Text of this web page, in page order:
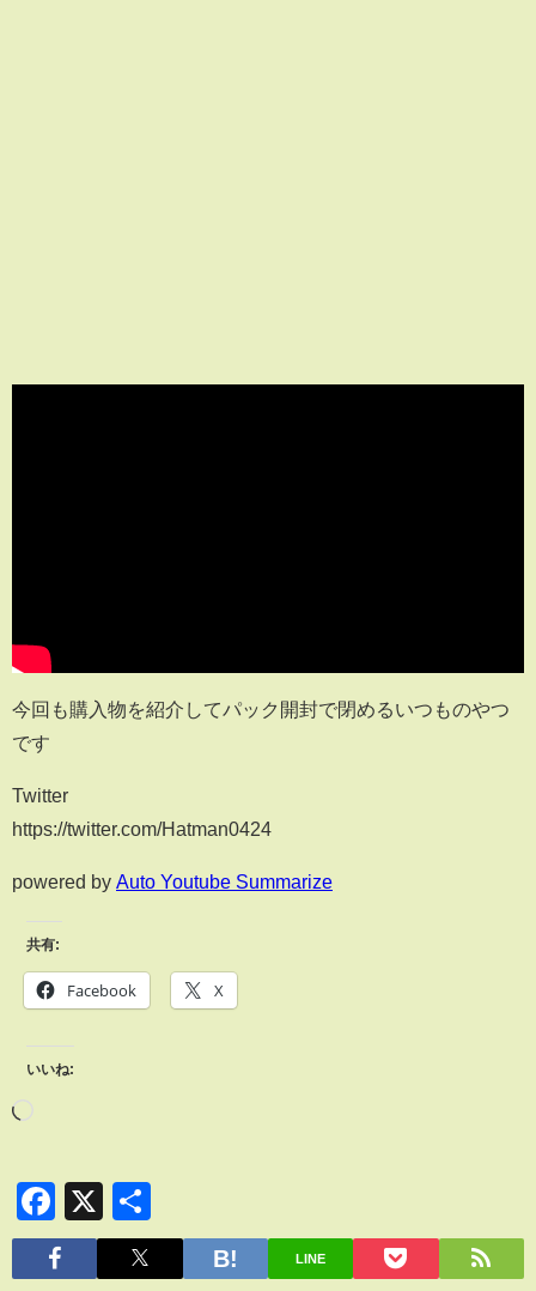
今回も購入物を紹介してパック開封で閉めるいつものやつ
です
Twitter
https://twitter.com/Hatman0424
powered by Auto Youtube Summarize
共有:
Facebook X
いいね:
Facebook
X
有
LINE